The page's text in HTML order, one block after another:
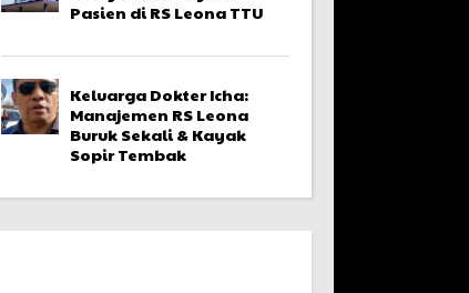
Pasien di RS Leona TTU
Keluarga Dokter Icha:
Manajemen RS Leona
Buruk Sekali & Kayak
Sopir Tembak